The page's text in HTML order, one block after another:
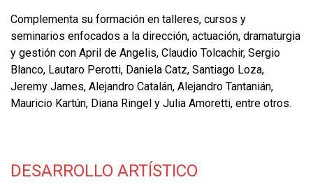
Complementa su formación en talleres, cursos y
seminarios enfocados a la dirección, actuación, dramaturgia
y gestión con April de Angelis, Claudio Tolcachir, Sergio
Blanco, Lautaro Perotti, Daniela Catz, Santiago Loza,
Jeremy James, Alejandro Catalán, Alejandro Tantanián,
Mauricio Kartún, Diana Ringel y Julia Amoretti, entre otros.
DESARROLLO ARTÍSTICO